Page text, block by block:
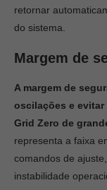
retornar
do sistema.
Margem de
A margem de
oscilações e
Grid Zero de
representa a faixa
comandos de
instabilidade